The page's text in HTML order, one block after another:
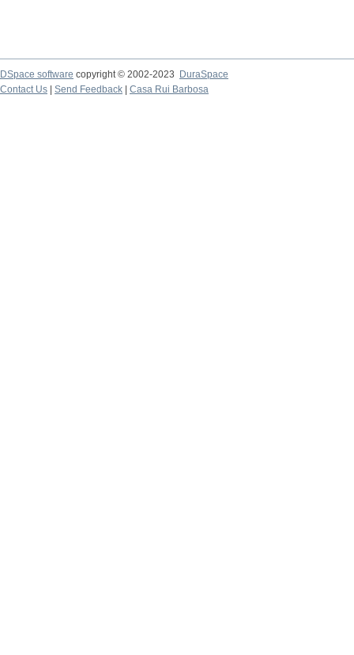
DSpace software copyright © 2002-2023
DuraSpace
Contact Us
Send Feedback Casa Rui Barbosa